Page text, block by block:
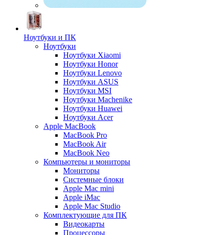
Ноутбуки и ПК
Ноутбуки
Ноутбуки Xiaomi
Ноутбуки Honor
Ноутбуки Lenovo
Ноутбуки ASUS
Ноутбуки MSI
Ноутбуки Machenike
Ноутбуки Huawei
Ноутбуки Acer
Apple MacBook
MacBook Pro
MacBook Air
MacBook Neo
Компьютеры и мониторы
Мониторы
Системные блоки
Apple Mac mini
Apple iMac
Apple Mac Studio
Комплектующие для ПК
Видеокарты
Процессоры